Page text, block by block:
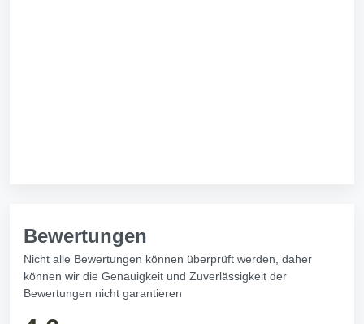
Bewertungen
Nicht alle Bewertungen können überprüft werden, daher
können wir die Genauigkeit und Zuverlässigkeit der
Bewertungen nicht garantieren